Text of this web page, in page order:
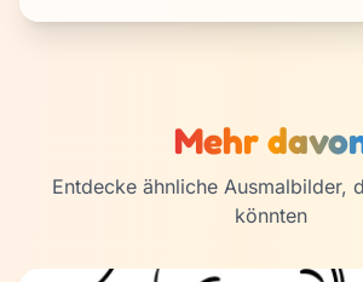
Mehr
Entdecke ähnliche Ausmalbilder,
könnten